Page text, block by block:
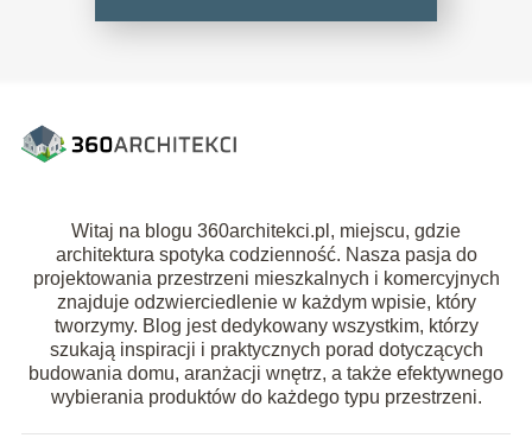
Witaj na blogu 360architekci.pl, miejscu, gdzie
architektura spotyka codzienność. Nasza pasja do
projektowania przestrzeni mieszkalnych i komercyjnych
znajduje odzwierciedlenie w każdym wpisie, który
tworzymy. Blog jest dedykowany wszystkim, którzy
szukają inspiracji i praktycznych porad dotyczących
budowania domu, aranżacji wnętrz, a także efektywnego
wybierania produktów do każdego typu przestrzeni.